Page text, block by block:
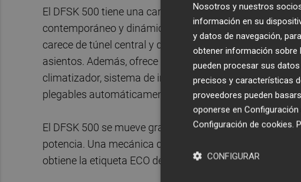
El DFSK 500 tiene una carrocería de cinco puertas y
contemporáneo y dinámico. Un coche que destaca
carece de túnel central y dispone de una buena cota de
asientos. Además, ofrece un amplio equipamiento,
climatizador, sistema de info-entretenimiento full-link,
plegables automáticamente son de serie. Llegará al
El DFSK 500 se mueve gracias a un motor de cuatro
potencia. Una mecánica que también puede funcionar
obtiene la etiqueta ECO de la DGT.
Nosotros y nuestros
información en su
y datos de navegación,
obtener información sobre
pueden procesar sus
precisos y características
proveedores pueden
oponerse en Configuración
Configuración de cookies.
CONFIGURAR